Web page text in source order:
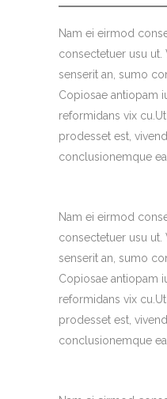
Nam ei eirmod
consectetuer usu ut.
senserit an, sumo
Copiosae antiopam
reformidans vix
prodesset est,
conclusionemque
Nam ei eirmod
consectetuer usu ut.
senserit an, sumo
Copiosae antiopam
reformidans vix
prodesset est,
conclusionemque